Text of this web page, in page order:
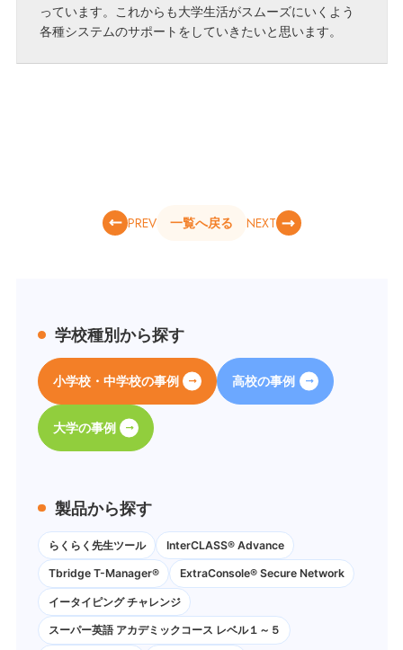
っています。これからも大学生活がスムーズにいくよう
各種システムのサポートをしていきたいと思います。
PREV 一覧へ戻る NEXT
学校種別から探す
小学校・中学校の事例 高校の事例
大学の事例
製品から探す
らくらく先生ツール InterCLASS® Advance
Tbridge T-Manager® ExtraConsole® Secure Network
イータイピング チャレンジ
スーパー英語 アカデミックコース レベル１～５